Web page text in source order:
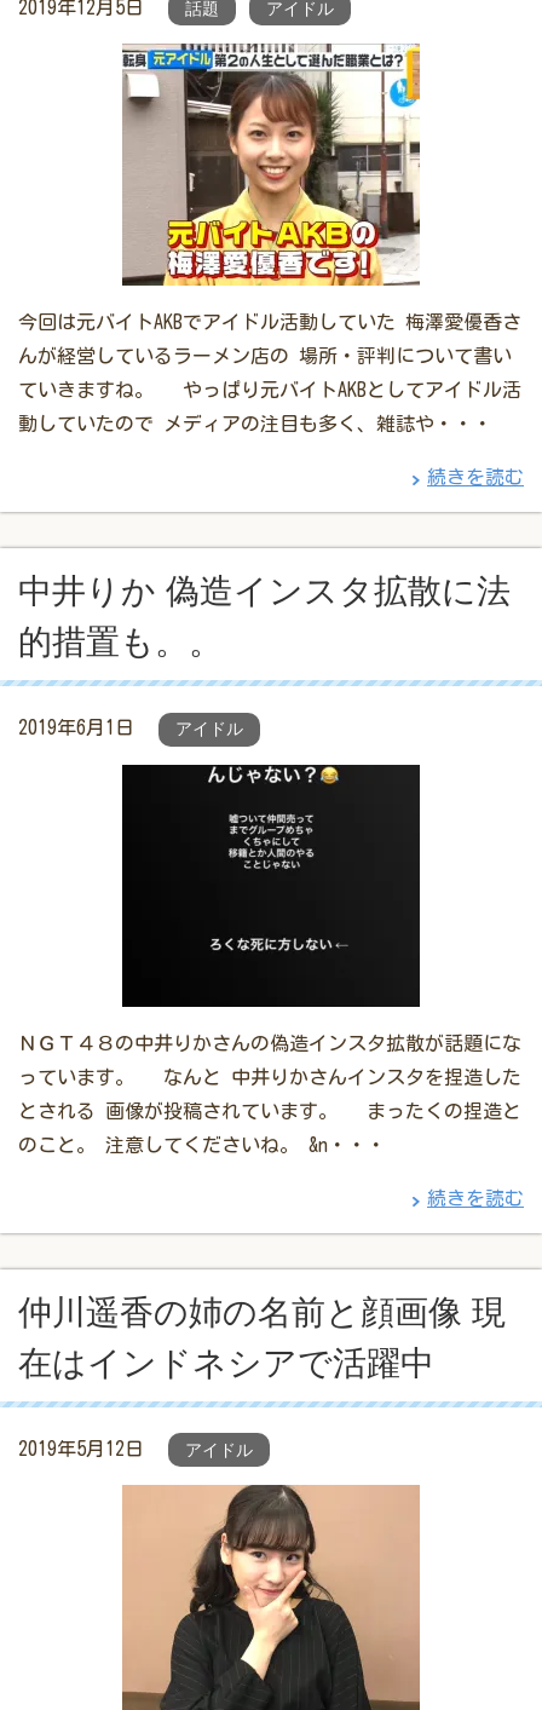
2019年12月5日 話題 アイドル
今回は元バイトAKBでアイドル活動していた 梅澤愛優香さ
んが経営しているラーメン店の 場所・評判について書い
ていきますね。 やっぱり元バイトAKBとしてアイドル活
動していたので メディアの注目も多く、雑誌や・・・
続きを読む
中井りか 偽造インスタ拡散に法
的措置も。。
2019年6月1日 アイドル
ＮＧＴ４８の中井りかさんの偽造インスタ拡散が話題にな
っています。 なんと 中井りかさんインスタを捏造した
とされる 画像が投稿されています。 まったくの捏造と
のこと。 注意してくださいね。 &n・・・
続きを読む
仲川遥香の姉の名前と顔画像 現
在はインドネシアで活躍中
2019年5月12日 アイドル